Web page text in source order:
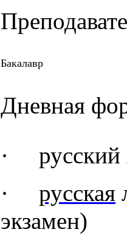
Бакалавр
Дневная
·
·
русская
экзамен)